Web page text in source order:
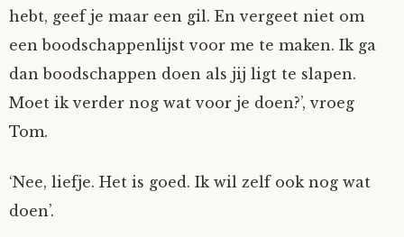
hebt, geef je maar een gil. En vergeet niet om
een boodschappenlijst voor me te maken. Ik ga
dan boodschappen doen als jij ligt te slapen.
Moet ik verder nog wat voor je doen?’, vroeg
Tom.
‘Nee, liefje. Het is goed. Ik wil zelf ook nog wat
doen’.